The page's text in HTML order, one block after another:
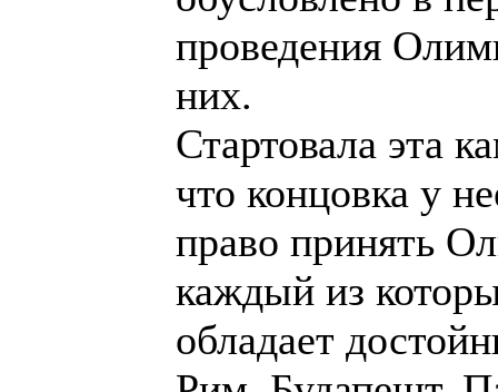
проведения
них.
Стартовала эта
что концовка у
право принять
каждый из
обладает